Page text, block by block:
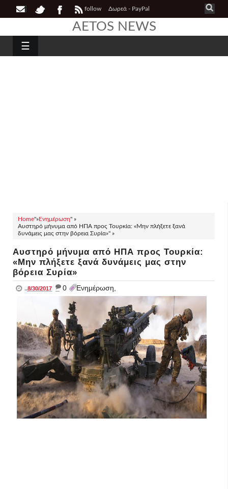
follow Δωρεά - PayPal
AETOS NEWS
☰
Home"»Ενημέρωση" »
Αυστηρό μήνυμα από ΗΠΑ προς Τουρκία: «Μην πλήξετε ξανά
δυνάμεις μας στην βόρεια Συρία»" »
Αυστηρό μήνυμα από ΗΠΑ προς Τουρκία:
«Μην πλήξετε ξανά δυνάμεις μας στην
βόρεια Συρία»
..8/30/2017 _ 0 Ενημέρωση,